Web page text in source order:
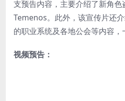
支预告内容，主要介绍了新角
Temenos。此外，该宣传片还
的职业系统及各地公会等内容，
视频预告：